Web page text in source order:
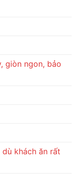
giòn ngon, bảo
khách ăn rất